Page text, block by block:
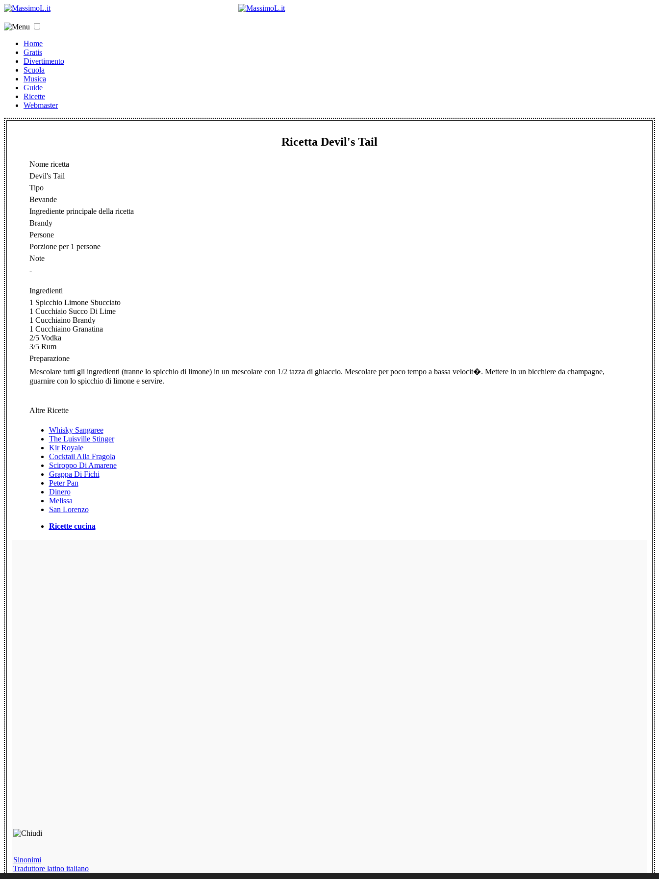
Home
Gratis
Divertimento
Scuola
Musica
Guide
Ricette
Webmaster
Ricetta Devil's Tail
Nome ricetta
Devil's Tail
Tipo
Bevande
Ingrediente principale della ricetta
Brandy
Persone
Porzione per 1 persone
Note
-
Ingredienti
1 Spicchio Limone Sbucciato
1 Cucchiaio Succo Di Lime
1 Cucchiaino Brandy
1 Cucchiaino Granatina
2/5 Vodka
3/5 Rum
Preparazione
Mescolare tutti gli ingredienti (tranne lo spicchio di limone) in un mescolare con 1/2 tazza di ghiaccio. Mescolare per poco tempo a bassa velocit�. Mettere in un bicchiere da champagne,
guarnire con lo spicchio di limone e servire.
Altre Ricette
Whisky Sangaree
The Luisville Stinger
Kir Royale
Cocktail Alla Fragola
Sciroppo Di Amarene
Grappa Di Fichi
Peter Pan
Dinero
Melissa
San Lorenzo
Ricette cucina
Sinonimi
Traduttore latino italiano